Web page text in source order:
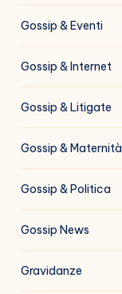
Gossip & Eventi
Gossip & Internet
Gossip & Litigate
Gossip & Maternità
Gossip & Politica
Gossip News
Gravidanze